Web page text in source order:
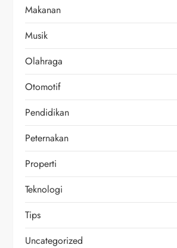
Makanan
Musik
Olahraga
Otomotif
Pendidikan
Peternakan
Properti
Teknologi
Tips
Uncategorized